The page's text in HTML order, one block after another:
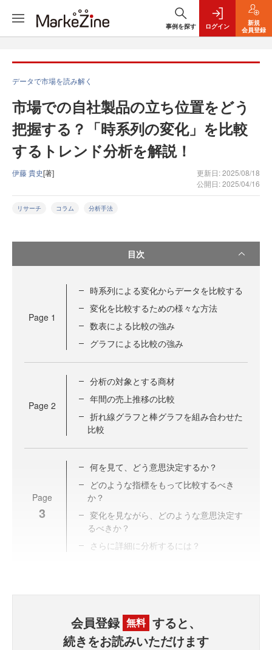
事例を探す ログイン
新規
会員登録
データで市場を読み解く
市場での自社製品の立ち位置をどう
把握する？「時系列の変化」を比較
するトレンド分析を解説！
伊藤 貴史[著]
更新日: 2025/08/18
公開日: 2025/04/16
リサーチ コラム 分析手法
目次
Page 1
時系列による変化からデータを比較する
変化を比較するための様々な方法
数表による比較の強み
グラフによる比較の強み
Page 2
分析の対象とする商材
年間の売上推移の比較
折れ線グラフと棒グラフを組み合わせた
比較
Page
3
何を見て、どう意思決定するか？
どのような指標をもって比較するべき
か？
変化を見ながら、どのような意思決定す
るべきか？
さらに詳細に分析するには？
会員登録 無料 すると、
続きをお読みいただけます